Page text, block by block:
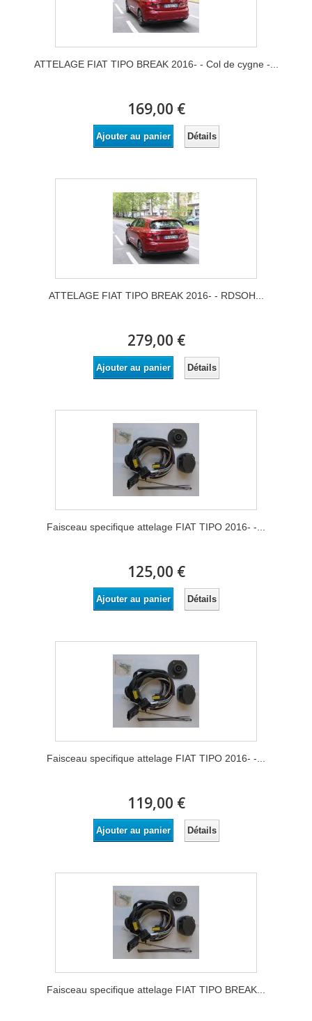
ATTELAGE FIAT TIPO BREAK 2016- - Col de cygne -...
169,00 €
Ajouter au panier Détails
ATTELAGE FIAT TIPO BREAK 2016- - RDSOH...
279,00 €
Ajouter au panier Détails
Faisceau specifique attelage FIAT TIPO 2016- -...
125,00 €
Ajouter au panier Détails
Faisceau specifique attelage FIAT TIPO 2016- -...
119,00 €
Ajouter au panier Détails
Faisceau specifique attelage FIAT TIPO BREAK...